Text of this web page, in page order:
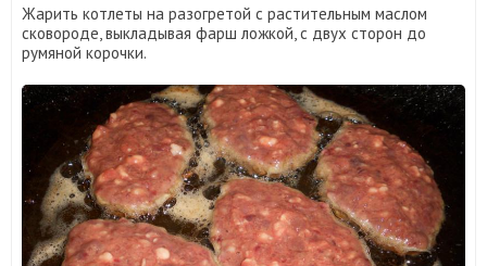
Жарить котлеты на разогретой с растительным маслом
сковороде, выкладывая фарш ложкой, с двух сторон до
румяной корочки.